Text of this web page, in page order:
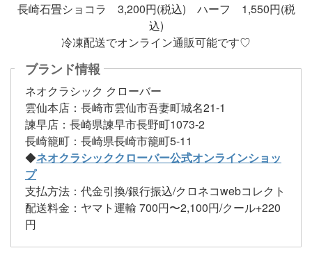
長崎石畳ショコラ 3,200円(税込) ハーフ 1,550円(税
込)
冷凍配送でオンライン通販可能です♡
ブランド情報
ネオクラシック クローバー
雲仙本店：長崎市雲仙市吾妻町城名21-1
諫早店：長崎県諫早市長野町1073-2
長崎籠町：長崎県長崎市籠町5-11
◆ネオクラシッククローバー公式オンラインショッ
プ
支払方法：代金引換/銀行振込/クロネコwebコレクト
配送料金：ヤマト運輸 700円〜2,100円/クール+220
円